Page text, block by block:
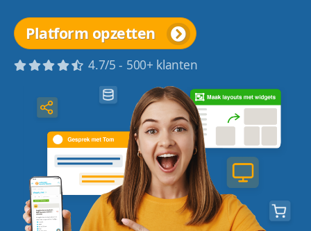
Platform opzetten
4.7/5 - 500+ klanten